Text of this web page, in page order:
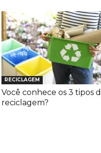
RECICLAGEM
Você conhece os 3 tipos
reciclagem?